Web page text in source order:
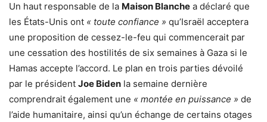
Un haut responsable de la Maison Blanche a déclaré que
les États-Unis ont « toute confiance » qu’Israël acceptera
une proposition de cessez-le-feu qui commencerait par
une cessation des hostilités de six semaines à Gaza si le
Hamas accepte l’accord. Le plan en trois parties dévoilé
par le président Joe Biden la semaine dernière
comprendrait également une « montée en puissance » de
l’aide humanitaire, ainsi qu’un échange de certains otages